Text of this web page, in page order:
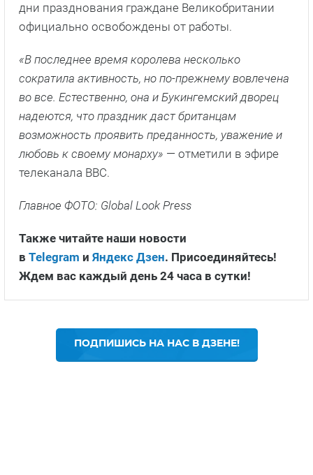
дни празднования граждане Великобритании
официально освобождены от работы.
«В последнее время королева несколько
сократила активность, но по-прежнему вовлечена
во все. Естественно, она и Букингемский дворец
надеются, что праздник даст британцам
возможность проявить преданность, уважение и
любовь к своему монарху» — отметили в эфире
телеканала BBC.
Главное ФОТО: Global Look Press
Также читайте наши новости
в Telegram и Яндекс Дзен. Присоединяйтесь!
Ждем вас каждый день 24 часа в сутки!
ПОДПИШИСЬ НА НАС В ДЗЕНЕ!